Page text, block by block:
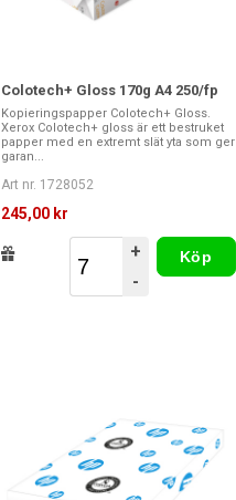
Colotech+ Gloss 170g A4 250/fp
Kopieringspapper Colotech+ Gloss.
Xerox Colotech+ gloss är ett bestruket
papper med en extremt slät yta som ger
garan...
Art nr. 1728052
245,00 kr
+
-
Köp